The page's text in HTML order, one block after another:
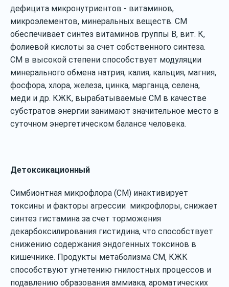
дефицита микронутриентов ‐ витаминов,
микроэлементов, минеральных веществ. СМ
обеспечивает синтез витаминов группы В, вит. К,
фолиевой кислоты за счет собственного синтеза.
СМ в высокой степени способствует модуляции
минерального обмена натрия, калия, кальция, магния,
фосфора, хлора, железа, цинка, марганца, селена,
меди и др. КЖК, вырабатываемые СМ в качестве
субстратов энергии занимают значительное место в
суточном энергетическом балансе человека.
Детоксикационный
Симбионтная микрофлора (СМ) инактивирует
токсины и факторы агрессии микрофлоры, снижает
синтез гистамина за счет торможения
декарбоксилирования гистидина, что способствует
снижению содержания эндогенных токсинов в
кишечнике. Продукты метаболизма СМ, КЖК
способствуют угнетению гнилостных процессов и
подавлению образования аммиака, ароматических